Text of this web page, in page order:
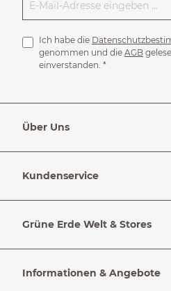
Ich habe die
genommen und die AGB
einverstanden. *
Über Uns
Kundenservice
Grüne Erde Welt & Stores
Informationen & Angebote